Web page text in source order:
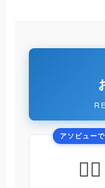
アソビュー
🏊‍♂️